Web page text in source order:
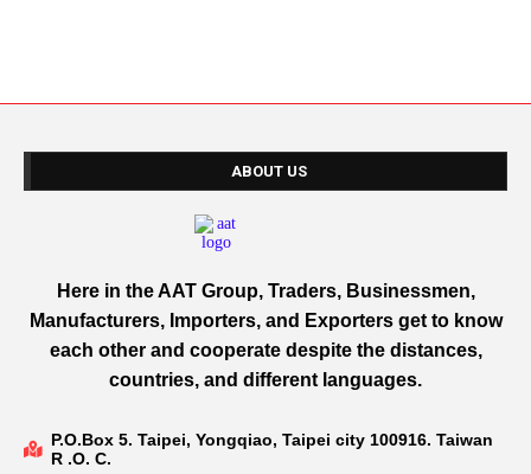
ABOUT US
Here in the AAT Group, Traders, Businessmen,
Manufacturers, Importers, and Exporters get to know
each other and cooperate despite the distances,
countries, and different languages.
P.O.Box 5. Taipei, Yongqiao, Taipei city 100916. Taiwan
R .O. C.